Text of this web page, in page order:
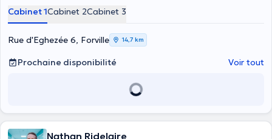
Cabinet 1Cabinet 2Cabinet 3
Rue d'Eghezée 6, Forville 14,7 km
Prochaine disponibilité Voir tout
Nathan Ridelaire